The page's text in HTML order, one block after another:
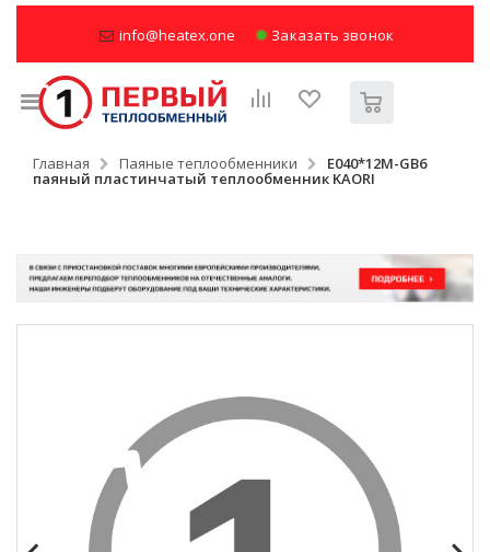
info@heatex.one Заказать звонок
Главная Паяные теплообменники Е040*12M-GB6
паяный пластинчатый теплообменник KAORI